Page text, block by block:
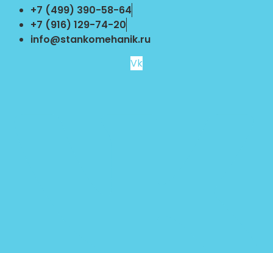
Перейти
содержимому
+7 (499) 390-58-64
+7 (916) 129-74-20
info@stankomehanik.ru
Vk